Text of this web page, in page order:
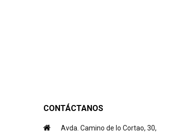
CONTÁCTANOS
Avda. Camino de lo Cortao, 30,